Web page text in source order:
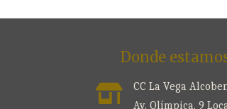
Donde

CC La Vega
Av. Olímpica, 9